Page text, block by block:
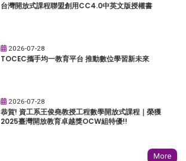
台灣開放式課程聯盟創用CC4.0中英文版授權書
2026-07-28
TOCEC攜手均一教育平台 推動數位學習新未來
2026-07-28
恭賀! 資工系王俊堯教授工程數學開放式課程｜榮獲
2025臺灣開放教育卓越獎OCW組特優!!
More